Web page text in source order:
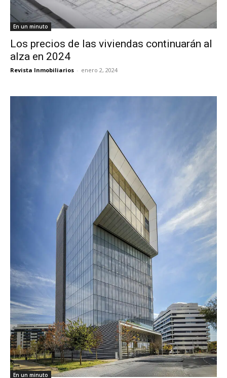
En un minuto
Los precios de las viviendas continuarán al
alza en 2024
Revista Inmobiliarios - enero 2, 2024
En un minuto